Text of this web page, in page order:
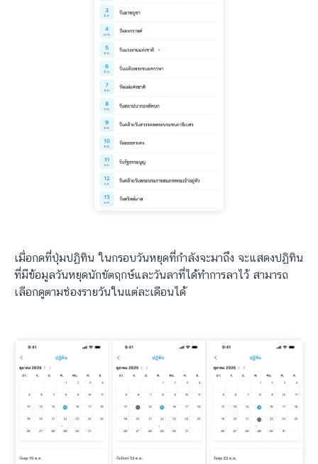
เมื่อกดที่ปุ่มปฏิทิน ในกรอบวันหยุดที่กำลังจะมาถึง จะแสดงปฏิทิน
ที่มีข้อมูลวันหยุดนักขัตฤกษ์และวันลาที่ได้ทำการลาไว้ สามารถ
เลือกดูตามช่องรายวันในแต่ละเดือนได้